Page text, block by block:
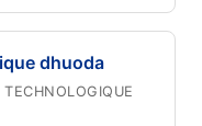
dhuoda